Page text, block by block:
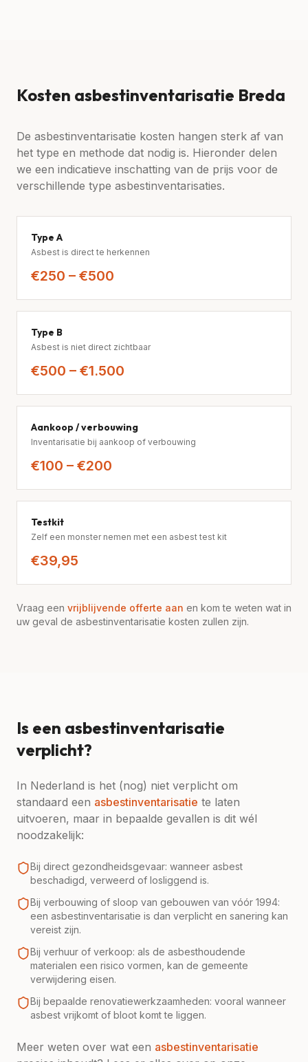
Kosten asbestinventarisatie Breda
De asbestinventarisatie kosten hangen sterk af van
het type en methode dat nodig is. Hieronder delen
we een indicatieve inschatting van de prijs voor de
verschillende type asbestinventarisaties.
Type A
Asbest is direct te herkennen
€250 – €500
Type B
Asbest is niet direct zichtbaar
€500 – €1.500
Aankoop / verbouwing
Inventarisatie bij aankoop of verbouwing
€100 – €200
Testkit
Zelf een monster nemen met een asbest test kit
€39,95
Vraag een vrijblijvende offerte aan en kom te weten wat in
uw geval de asbestinventarisatie kosten zullen zijn.
Is een asbestinventarisatie
verplicht?
In Nederland is het (nog) niet verplicht om
standaard een asbestinventarisatie te laten
uitvoeren, maar in bepaalde gevallen is dit wél
noodzakelijk:
Bij direct gezondheidsgevaar: wanneer asbest
beschadigd, verweerd of losliggend is.
Bij verbouwing of sloop van gebouwen van vóór 1994:
een asbestinventarisatie is dan verplicht en sanering kan
vereist zijn.
Bij verhuur of verkoop: als de asbesthoudende
materialen een risico vormen, kan de gemeente
verwijdering eisen.
Bij bepaalde renovatiewerkzaamheden: vooral wanneer
asbest vrijkomt of bloot komt te liggen.
Meer weten over wat een asbestinventarisatie